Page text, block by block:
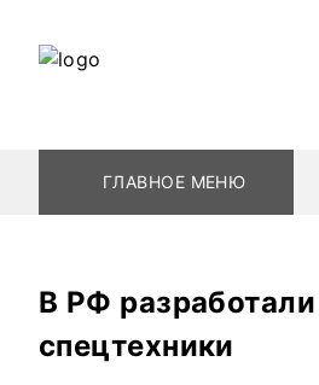
ГЛАВНОЕ МЕНЮ
Геологоразведка
В РФ
спецтехники